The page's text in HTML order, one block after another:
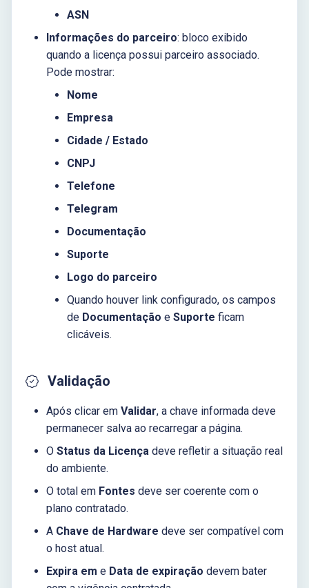
ASN
Informações do parceiro: bloco exibido
quando a licença possui parceiro associado.
Pode mostrar:
Nome
Empresa
Cidade / Estado
CNPJ
Telefone
Telegram
Documentação
Suporte
Logo do parceiro
Quando houver link configurado, os campos
de Documentação e Suporte ficam
clicáveis.
Validação
Após clicar em Validar, a chave informada deve
permanecer salva ao recarregar a página.
O Status da Licença deve refletir a situação real
do ambiente.
O total em Fontes deve ser coerente com o
plano contratado.
A Chave de Hardware deve ser compatível com
o host atual.
Expira em e Data de expiração devem bater